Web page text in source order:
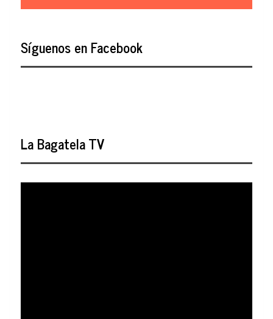
Síguenos en Facebook
La Bagatela TV